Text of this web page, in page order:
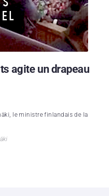
agite un drapeau
le ministre finlandais de la